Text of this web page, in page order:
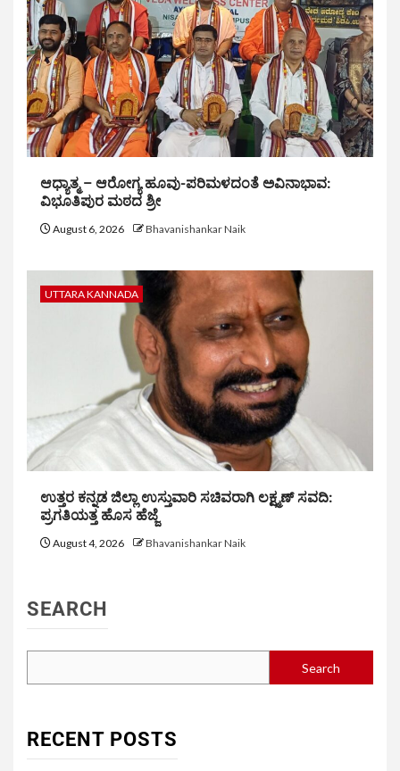
ಆಧ್ಯಾತ್ಮ – ಆರೋಗ್ಯ ಹೂವು-ಪರಿಮಳದಂತೆ ಅವಿನಾಭಾವ:
ವಿಭೂತಿಪುರ ಮಠದ ಶ್ರೀ
August 6, 2026 Bhavanishankar Naik
UTTARA KANNADA
ಉತ್ತರ ಕನ್ನಡ ಜಿಲ್ಲಾ ಉಸ್ತುವಾರಿ ಸಚಿವರಾಗಿ ಲಕ್ಷ್ಮಣ್ ಸವದಿ:
ಪ್ರಗತಿಯತ್ತ ಹೊಸ ಹೆಜ್ಜೆ
August 4, 2026 Bhavanishankar Naik
SEARCH
Search
RECENT POSTS